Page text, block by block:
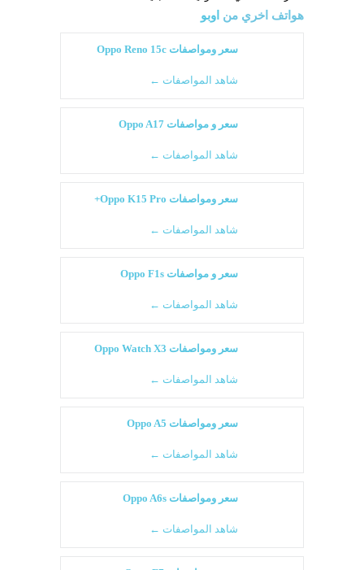
هواتف اخري من اوبو
سعر ومواصفات Oppo Reno 15c
شاهد المواصفات ←
سعر و مواصفات Oppo A17
شاهد المواصفات ←
سعر ومواصفات Oppo K15 Pro+
شاهد المواصفات ←
سعر و مواصفات Oppo F1s
شاهد المواصفات ←
سعر ومواصفات Oppo Watch X3
شاهد المواصفات ←
سعر ومواصفات Oppo A5
شاهد المواصفات ←
سعر ومواصفات Oppo A6s
شاهد المواصفات ←